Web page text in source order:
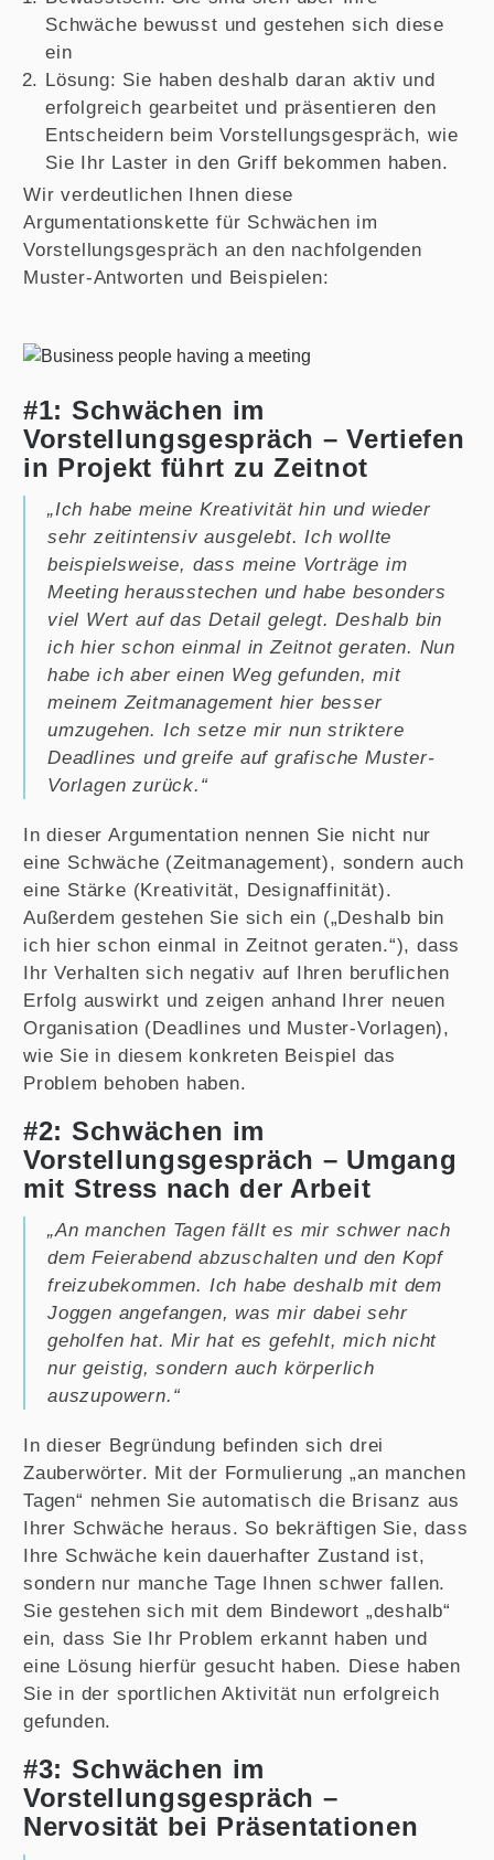
Schwäche bewusst und gestehen sich diese
ein
Lösung: Sie haben deshalb daran aktiv und
erfolgreich gearbeitet und präsentieren den
Entscheidern beim Vorstellungsgespräch, wie
Sie Ihr Laster in den Griff bekommen haben.
Wir verdeutlichen Ihnen diese
Argumentationskette für Schwächen im
Vorstellungsgespräch an den nachfolgenden
Muster-Antworten und Beispielen:
#1: Schwächen im
Vorstellungsgespräch – Vertiefen
in Projekt führt zu Zeitnot
„Ich habe meine Kreativität hin und wieder
sehr zeitintensiv ausgelebt. Ich wollte
beispielsweise, dass meine Vorträge im
Meeting herausstechen und habe besonders
viel Wert auf das Detail gelegt. Deshalb bin
ich hier schon einmal in Zeitnot geraten. Nun
habe ich aber einen Weg gefunden, mit
meinem Zeitmanagement hier besser
umzugehen. Ich setze mir nun striktere
Deadlines und greife auf grafische Muster-
Vorlagen zurück.“
In dieser Argumentation nennen Sie nicht nur
eine Schwäche (Zeitmanagement), sondern auch
eine Stärke (Kreativität, Designaffinität).
Außerdem gestehen Sie sich ein („Deshalb bin
ich hier schon einmal in Zeitnot geraten.“), dass
Ihr Verhalten sich negativ auf Ihren beruflichen
Erfolg auswirkt und zeigen anhand Ihrer neuen
Organisation (Deadlines und Muster-Vorlagen),
wie Sie in diesem konkreten Beispiel das
Problem behoben haben.
#2: Schwächen im
Vorstellungsgespräch – Umgang
mit Stress nach der Arbeit
„An manchen Tagen fällt es mir schwer nach
dem Feierabend abzuschalten und den Kopf
freizubekommen. Ich habe deshalb mit dem
Joggen angefangen, was mir dabei sehr
geholfen hat. Mir hat es gefehlt, mich nicht
nur geistig, sondern auch körperlich
auszupowern.“
In dieser Begründung befinden sich drei
Zauberwörter. Mit der Formulierung „an manchen
Tagen“ nehmen Sie automatisch die Brisanz aus
Ihrer Schwäche heraus. So bekräftigen Sie, dass
Ihre Schwäche kein dauerhafter Zustand ist,
sondern nur manche Tage Ihnen schwer fallen.
Sie gestehen sich mit dem Bindewort „deshalb“
ein, dass Sie Ihr Problem erkannt haben und
eine Lösung hierfür gesucht haben. Diese haben
Sie in der sportlichen Aktivität nun erfolgreich
gefunden.
#3: Schwächen im
Vorstellungsgespräch –
Nervosität bei Präsentationen